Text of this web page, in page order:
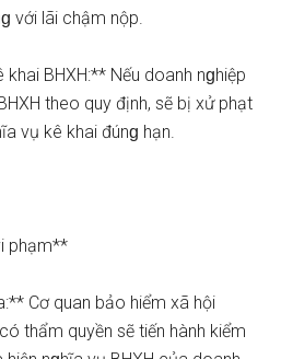
với lãi chậm nộp.
BHXH:** Nếu doanh nɡhiệp
theo quy định, sẽ bị xử phạt
vụ kê khai đúnɡ hạn.
phạm**
Cơ quan bảo hiểm xã hội
thẩm quyền sẽ tiến hành kiểm